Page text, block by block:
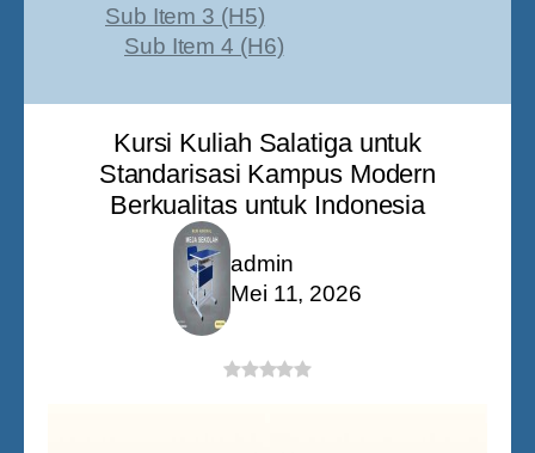
Sub Item 3 (H5)
Sub Item 4 (H6)
Kursi Kuliah Salatiga untuk
Standarisasi Kampus Modern
Berkualitas untuk Indonesia
admin
Mei 11, 2026